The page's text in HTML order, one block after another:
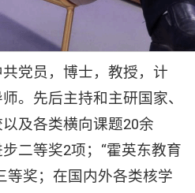
党员，博士，教授，计
。先后主持和主研国家、
及各类横向课题20余
二等奖2项；“霍英东教育
等奖；在国内外各类核学